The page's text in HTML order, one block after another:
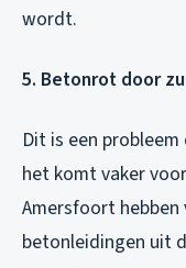
wordt.
5. Betonrot door
Dit is een
het komt vaker
Amersfoort hebben
betonleidingen uit